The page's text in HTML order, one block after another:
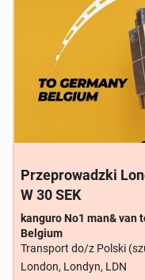
Przeprowadzki
W 30 SEK
kanguro No1 man& van
Belgium
Transport do/z Polski
London, Londyn, LDN